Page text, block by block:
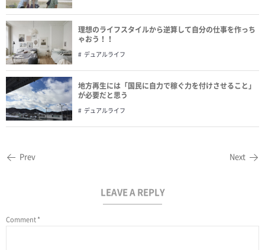
理想のライフスタイルから逆算して自分の仕事を作っち
ゃおう！！
デュアルライフ
地方再生には「国民に自力で稼ぐ力を付けさせること」
が必要だと思う
デュアルライフ
Prev Next
LEAVE A REPLY
Comment*